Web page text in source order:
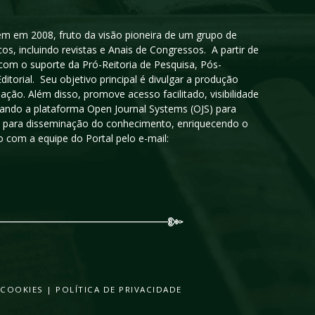
em 2008, fruto da visão pioneira de um grupo de
incluindo revistas e Anais de Congressos. A partir de
o suporte da Pró-Reitoria de Pesquisa, Pós-
Seu objetivo principal é divulgar a produção
Além disso, promove acesso facilitado, visibilidade
a plataforma Open Journal Systems (OJS) para
disseminação do conhecimento, enriquecendo o
a equipe do Portal pelo e-mail:
| POLÍTICA DE PRIVACIDADE